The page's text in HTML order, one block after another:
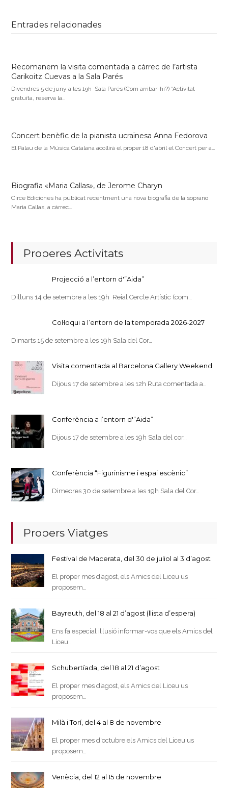
Entrades relacionades
Recomanem la visita comentada a càrrec de l’artista
Garikoitz Cuevas a la Sala Parés
Divendres 5 de juny a les 19h Sala Parés (Com arribar-hi?) *Activitat
gratuïta, reserva la…
Concert benèfic de la pianista ucraïnesa Anna Fedorova
El Palau de la Música Catalana acollirà el proper 18 d'abril el Concert per a…
Biografia «Maria Callas», de Jerome Charyn
Circe Ediciones ha publicat recentment una nova biografia de la soprano
Maria Callas, a càrrec…
Properes Activitats
Projecció a l’entorn d'”Aida”
Dilluns 14 de setembre a les 19h Reial Cercle Artístic (com…
Col·loqui a l’entorn de la temporada 2026-2027
Dimarts 15 de setembre a les 19h Sala del Cor…
Visita comentada al Barcelona Gallery Weekend
Dijous 17 de setembre a les 12h Ruta comentada a…
Conferència a l’entorn d'”Aida”
Dijous 17 de setembre a les 19h Sala del cor…
Conferència “Figurinisme i espai escènic”
Dimecres 30 de setembre a les 19h Sala del Cor…
Propers Viatges
Festival de Macerata, del 30 de juliol al 3 d’agost
El proper mes d’agost, els Amics del Liceu us
proposem…
Bayreuth, del 18 al 21 d’agost (llista d’espera)
Ens fa especial il·lusió informar-vos que els Amics del
Liceu…
Schubertíada, del 18 al 21 d’agost
El proper mes d’agost, els Amics del Liceu us
proposem…
Milà i Torí, del 4 al 8 de novembre
El proper mes d'octubre els Amics del Liceu us
proposem…
Venècia, del 12 al 15 de novembre